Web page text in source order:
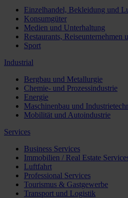
Einzelhandel, Bekleidung und
Konsumgüter
Medien und Unterhaltung
Restaurants, Reiseunternehmen
Sport
Industrial
Bergbau und Metallurgie
Chemie- und Prozessindustrie
Energie
Maschinenbau und
Mobilität und Autoindustrie
Services
Business Services
Immobilien / Real Estate
Luftfahrt
Professional Services
Tourismus & Gastgewerbe
Transport und Logistik